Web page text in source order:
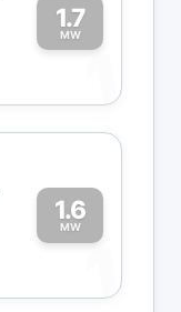
1.7
MW
1
1.6
MW
1